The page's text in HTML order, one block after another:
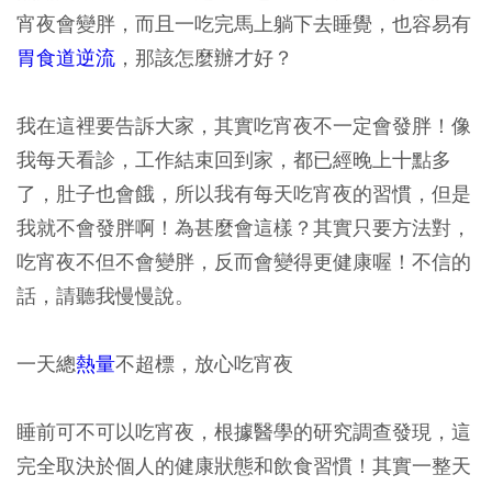
宵夜會變胖，而且一吃完馬上躺下去睡覺，也容易有
胃食道逆流 ，那該怎麼辦才好？
我在這裡要告訴大家，其實吃宵夜不一定會發胖！像
我每天看診，工作結束回到家，都已經晚上十點多
了，肚子也會餓，所以我有每天吃宵夜的習慣，但是
我就不會發胖啊！為甚麼會這樣？其實只要方法對，
吃宵夜不但不會變胖，反而會變得更健康喔！不信的
話，請聽我慢慢說。
一天總熱量不超標，放心吃宵夜
睡前可不可以吃宵夜，根據醫學的研究調查發現，這
完全取決於個人的健康狀態和飲食習慣！其實一整天